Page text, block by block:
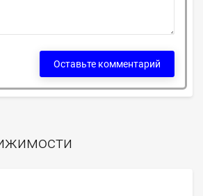
Оставьте комментарий